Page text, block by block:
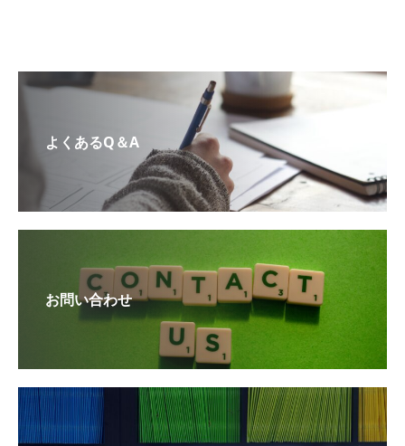
よくあるQ＆A
お問い合わせ